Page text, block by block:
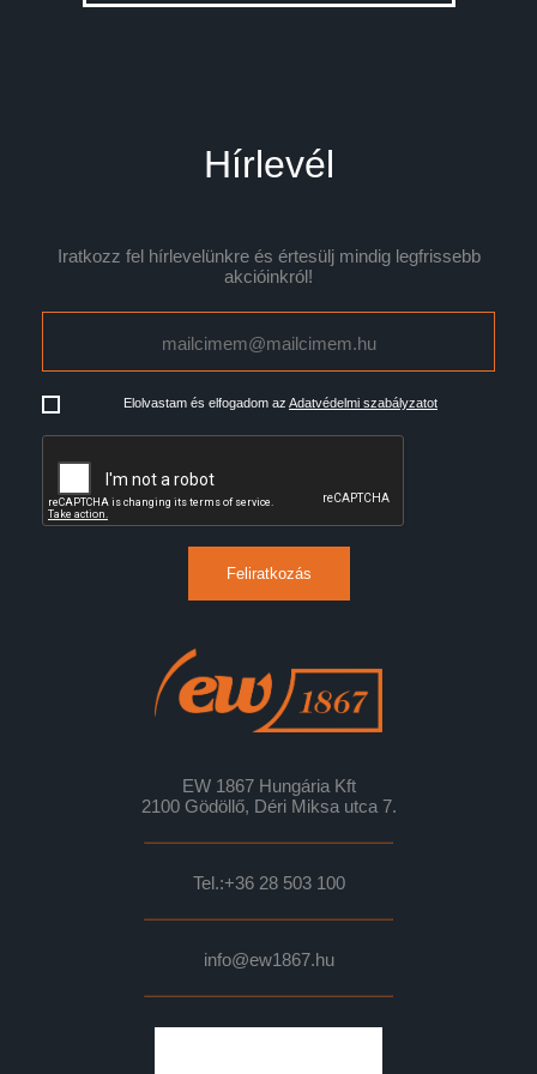
Hírlevél
Iratkozz fel hírlevelünkre és értesülj mindig legfrissebb
akcióinkról!
Elolvastam és elfogadom az Adatvédelmi szabályzatot
Feliratkozás
EW 1867 Hungária Kft
2100 Gödöllő, Déri Miksa utca 7.
Tel.:+36 28 503 100
info@ew1867.hu